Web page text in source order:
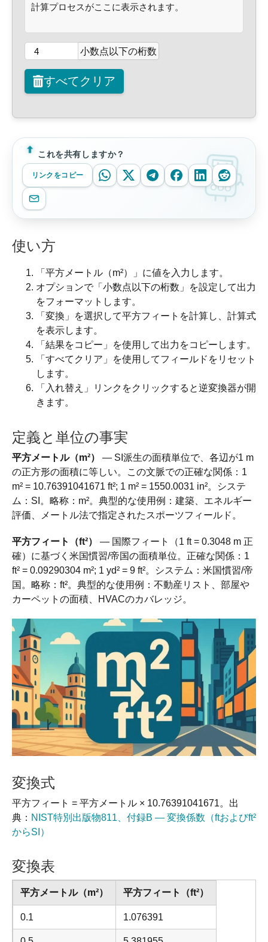
計算プロセスがここに表示されます。
小数点以下の桁数
すべてクリア
これを共有しますか？
リンクをコピー
使い方
「平方メートル（m²）」に値を入力します。
オプションで「小数点以下の桁数」を設定して出力
をフォーマットします。
「変換」を選択して平方フィートを計算し、計算式
を表示します。
「結果をコピー」を使用して出力をコピーします。
「すべてクリア」を使用してフィールドをリセット
します。
「入れ替え」リンクをクリックすると逆変換器が開
きます。
定義と単位の事実
平方メートル（m²）
— SI派生の面積単位で、各辺が1 m
の正方形の面積に等しい。この文脈での正確な関係：1
m² = 10.76391041671 ft²; 1 m² = 1550.0031 in²。システ
ム：SI。略称：m²。典型的な使用例：建築、エネルギー
評価、メートル法で指定されたスポーツフィールド。
平方フィート（ft²）
— 国際フィート（1 ft = 0.3048 m 正
確）に基づく米国慣習/帝国の面積単位。正確な関係：1
ft² = 0.09290304 m²; 1 yd² = 9 ft²。システム：米国慣習/帝
国。略称：ft²。典型的な使用例：不動産リスト、部屋や
カーペットの面積、HVACのカバレッジ。
変換式
平方フィート = 平方メートル × 10.76391041671。出
典： NIST特別出版物811、付録B — 変換係数（ftおよびft²
からSI）
変換表
平方メートル（m²） 平方フィート（ft²）
0.1 1.076391